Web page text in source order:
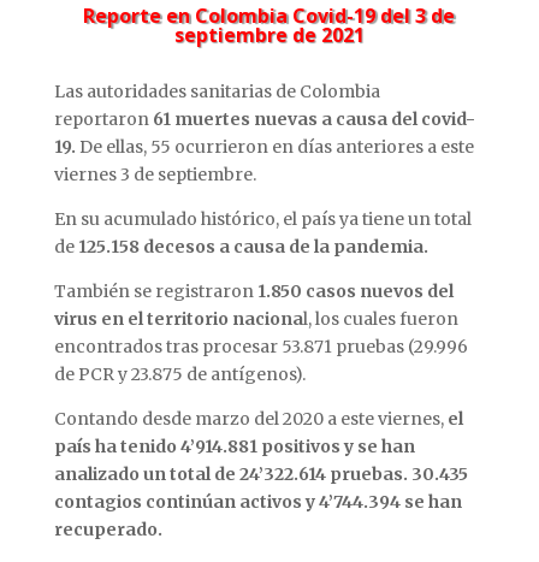
Reporte en Colombia Covid-19 del 3 de
septiembre de 2021
Las autoridades sanitarias de Colombia
reportaron 61 muertes nuevas a causa del covid-
19. De ellas, 55 ocurrieron en días anteriores a este
viernes 3 de septiembre.
En su acumulado histórico, el país ya tiene un total
de 125.158 decesos a causa de la pandemia.
También se registraron 1.850 casos nuevos del
virus en el territorio nacional, los cuales fueron
encontrados tras procesar 53.871 pruebas (29.996
de PCR y 23.875 de antígenos).
Contando desde marzo del 2020 a este viernes, el
país ha tenido 4’914.881 positivos y se han
analizado un total de 24’322.614 pruebas. 30.435
contagios continúan activos y 4’744.394 se han
recuperado.